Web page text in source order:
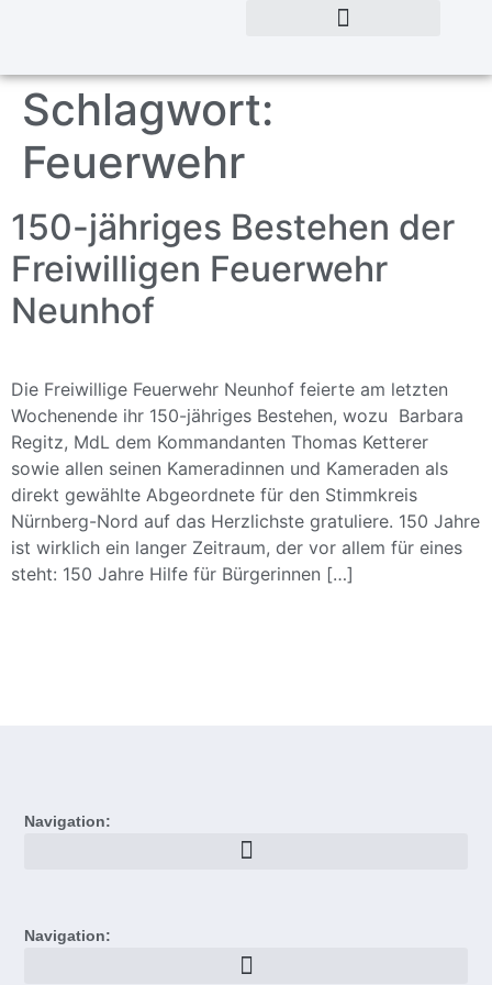
Schlagwort:
Feuerwehr
150-jähriges Bestehen der
Freiwilligen Feuerwehr
Neunhof
Die Freiwillige Feuerwehr Neunhof feierte am letzten
Wochenende ihr 150-jähriges Bestehen, wozu Barbara
Regitz, MdL dem Kommandanten Thomas Ketterer
sowie allen seinen Kameradinnen und Kameraden als
direkt gewählte Abgeordnete für den Stimmkreis
Nürnberg-Nord auf das Herzlichste gratuliere. 150 Jahre
ist wirklich ein langer Zeitraum, der vor allem für eines
steht: 150 Jahre Hilfe für Bürgerinnen […]
Navigation:
Navigation: